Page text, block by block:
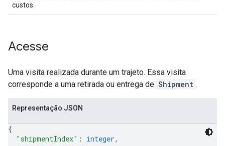
custos.
Acesse
Uma visita realizada durante um trajeto. Essa visita
corresponde a uma retirada ou entrega de Shipment .
Representação JSON
{
"shipmentIndex" : integer,